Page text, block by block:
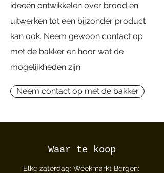
ideeën ontwikkelen over brood en
uitwerken tot een bijzonder product
kan ook. Neem gewoon contact op
met de bakker en hoor wat de
mogelijkheden zijn.
Neem contact op met de bakker
Waar te koop
Elke zaterdag: Weekmarkt Bergen: